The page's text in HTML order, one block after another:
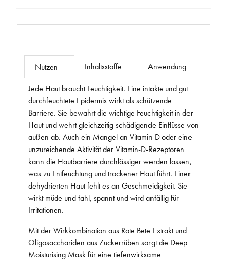
Nutzen Inhaltsstoffe Anwendung
Jede Haut braucht Feuchtigkeit. Eine intakte und gut
durchfeuchtete Epidermis wirkt als schützende
Barriere. Sie bewahrt die wichtige Feuchtigkeit in der
Haut und wehrt gleichzeitig schädigende Einflüsse von
außen ab. Auch ein Mangel an Vitamin D oder eine
unzureichende Aktivität der Vitamin-D-Rezeptoren
kann die Hautbarriere durchlässiger werden lassen,
was zu Entfeuchtung und trockener Haut führt. Einer
dehydrierten Haut fehlt es an Geschmeidigkeit. Sie
wirkt müde und fahl, spannt und wird anfällig für
Irritationen.
Mit der Wirkkombination aus Rote Bete Extrakt und
Oligosacchariden aus Zuckerrüben sorgt die Deep
Moisturising Mask für eine tiefenwirksame